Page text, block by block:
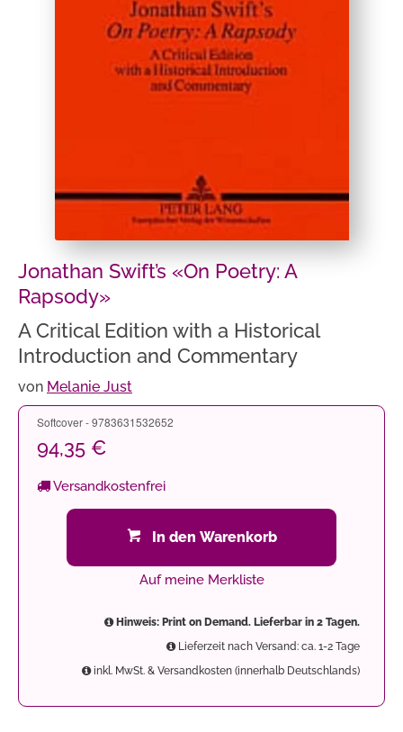
Jonathan Swift’s «On Poetry: A
Rapsody»
A Critical Edition with a Historical
Introduction and Commentary
von Melanie Just
Softcover - 9783631532652
94,35 €
Versandkostenfrei
In den Warenkorb
Auf meine Merkliste
Hinweis: Print on Demand. Lieferbar in 2 Tagen.
Lieferzeit nach Versand: ca. 1-2 Tage
inkl. MwSt. & Versandkosten (innerhalb Deutschlands)